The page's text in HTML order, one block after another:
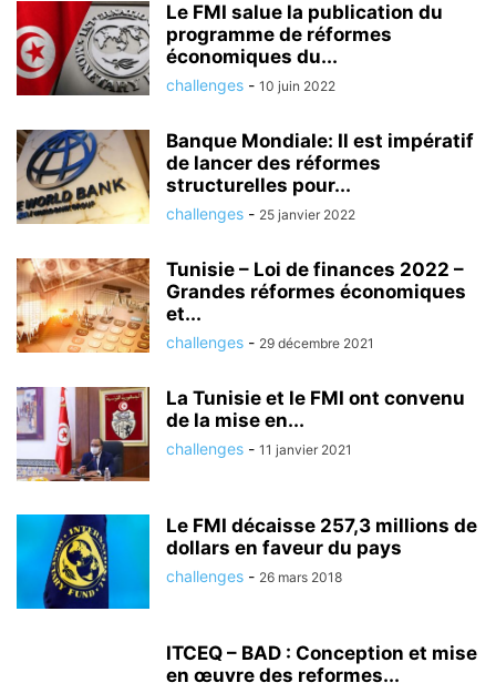
Le FMI salue la publication du
programme de réformes
économiques du...
challenges - 10 juin 2022
Banque Mondiale: Il est impératif
de lancer des réformes
structurelles pour...
challenges - 25 janvier 2022
Tunisie – Loi de finances 2022 –
Grandes réformes économiques
et...
challenges - 29 décembre 2021
La Tunisie et le FMI ont convenu
de la mise en...
challenges - 11 janvier 2021
Le FMI décaisse 257,3 millions de
dollars en faveur du pays
challenges - 26 mars 2018
ITCEQ – BAD : Conception et mise
en œuvre des reformes...